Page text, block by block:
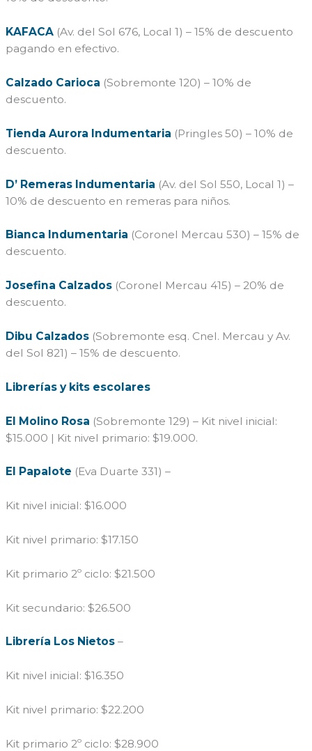
KAFACA (Av. del Sol 676, Local 1) – 15% de descuento
pagando en efectivo.
Calzado Carioca (Sobremonte 120) – 10% de
descuento.
Tienda Aurora Indumentaria (Pringles 50) – 10% de
descuento.
D’ Remeras Indumentaria (Av. del Sol 550, Local 1) –
10% de descuento en remeras para niños.
Bianca Indumentaria (Coronel Mercau 530) – 15% de
descuento.
Josefina Calzados (Coronel Mercau 415) – 20% de
descuento.
Dibu Calzados (Sobremonte esq. Cnel. Mercau y Av.
del Sol 821) – 15% de descuento.
Librerías y kits escolares
El Molino Rosa (Sobremonte 129) – Kit nivel inicial:
$15.000 | Kit nivel primario: $19.000.
El Papalote (Eva Duarte 331) –
Kit nivel inicial: $16.000
Kit nivel primario: $17.150
Kit primario 2º ciclo: $21.500
Kit secundario: $26.500
Librería Los Nietos –
Kit nivel inicial: $16.350
Kit nivel primario: $22.200
Kit primario 2º ciclo: $28.900